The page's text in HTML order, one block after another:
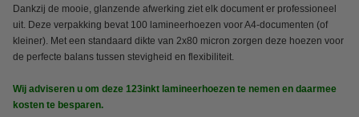
Dankzij de mooie, glanzende afwerking ziet elk document er professioneel
uit. Deze verpakking bevat 100 lamineerhoezen voor A4-documenten (of
kleiner). Met een standaard dikte van 2x80 micron zorgen deze hoezen voor
de perfecte balans tussen stevigheid en flexibiliteit.
Wij adviseren u om deze 123inkt lamineerhoezen te nemen en daarmee
kosten te besparen.